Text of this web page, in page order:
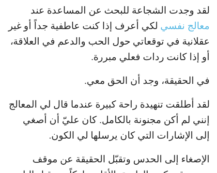
لقد وجدت الشجاعة للبحث عن المساعدة عند
معالج نفسي لكي أعرف إذا كنت عاطفية جداً أو غير
عقلانية في توقعاتي حول الحب والدعم في العلاقة،
أو إذا كانت ردات فعلي مبررة.
في الحقيقة، وجد أن الحق معي.
لقد أطلقت تنهيدة راحة كبيرة عندما قال لي المعالج
إنني لم أكن مجنونة بالكامل. كان عليّ أن أصغي
إلى الإشارات التي كان يرسلها لي الكون.
الإصغاء إلى الحدس وتقبّل الحقيقة عن موقف